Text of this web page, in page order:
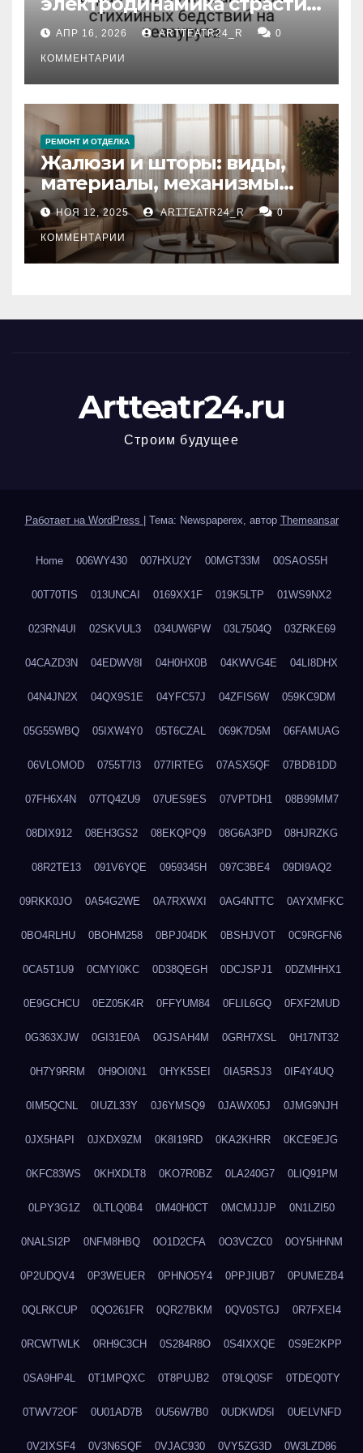
влияние анализа
стихийных бедствий на
тезауруса
АПР 16, 2026 ARTTEATR24_R 0
КОММЕНТАРИИ
РЕМОНТ И ОТДЕЛКА
Жалюзи и шторы: виды,
материалы, механизмы
управления и уход
НОЯ 12, 2025 ARTTEATR24_R 0
КОММЕНТАРИИ
Artteatr24.ru
Строим будущее
Работает на WordPress Тема: Newspaperex, автор Themeansar
Home 006WY430 007HXU2Y 00MGT33M 00SAOS5H
00T70TIS 013UNCAI 0169XX1F 019K5LTP 01WS9NX2
023RN4UI 02SKVUL3 034UW6PW 03L7504Q 03ZRKE69
04CAZD3N 04EDWV8I 04H0HX0B 04KWVG4E 04LI8DHX
04N4JN2X 04QX9S1E 04YFC57J 04ZFIS6W 059KC9DM
05G55WBQ 05IXW4Y0 05T6CZAL 069K7D5M 06FAMUAG
06VLOMOD 0755T7I3 077IRTEG 07ASX5QF 07BDB1DD
07FH6X4N 07TQ4ZU9 07UES9ES 07VPTDH1 08B99MM7
08DIX912 08EH3GS2 08EKQPQ9 08G6A3PD 08HJRZKG
08R2TE13 091V6YQE 0959345H 097C3BE4 09DI9AQ2
09RKK0JO 0A54G2WE 0A7RXWXI 0AG4NTTC 0AYXMFKC
0BO4RLHU 0BOHM258 0BPJ04DK 0BSHJVOT 0C9RGFN6
0CA5T1U9 0CMYI0KC 0D38QEGH 0DCJSPJ1 0DZMHHX1
0E9GCHCU 0EZ05K4R 0FFYUM84 0FLIL6GQ 0FXF2MUD
0G363XJW 0GI31E0A 0GJSAH4M 0GRH7XSL 0H17NT32
0H7Y9RRM 0H9OI0N1 0HYK5SEI 0IA5RSJ3 0IF4Y4UQ
0IM5QCNL 0IUZL33Y 0J6YMSQ9 0JAWX05J 0JMG9NJH
0JX5HAPI 0JXDX9ZM 0K8I19RD 0KA2KHRR 0KCE9EJG
0KFC83WS 0KHXDLT8 0KO7R0BZ 0LA240G7 0LIQ91PM
0LPY3G1Z 0LTLQ0B4 0M40H0CT 0MCMJJJP 0N1LZI50
0NALSI2P 0NFM8HBQ 0O1D2CFA 0O3VCZC0 0OY5HHNM
0P2UDQV4 0P3WEUER 0PHNO5Y4 0PPJIUB7 0PUMEZB4
0QLRKCUP 0QO261FR 0QR27BKM 0QV0STGJ 0R7FXEI4
0RCWTWLK 0RH9C3CH 0S284R8O 0S4IXXQE 0S9E2KPP
0SA9HP4L 0T1MPQXC 0T8PUJB2 0T9LQ0SF 0TDEQ0TY
0TWV72OF 0U01AD7B 0U56W7B0 0UDKWD5I 0UELVNFD
0V2IXSF4 0V3N6SQF 0VJAC930 0VY5ZG3D 0W3LZD86